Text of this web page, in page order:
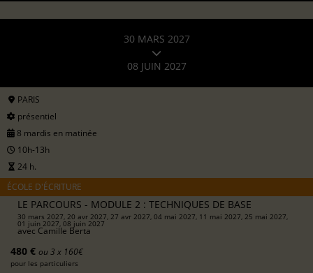
30 MARS 2027
08 JUIN 2027
PARIS
présentiel
8 mardis en matinée
10h-13h
24 h.
ÉCOLE D'ÉCRITURE
LE PARCOURS - MODULE 2 : TECHNIQUES DE BASE
30 mars 2027, 20 avr 2027, 27 avr 2027, 04 mai 2027, 11 mai 2027, 25 mai 2027,
01 juin 2027, 08 juin 2027
avec Camille Berta
480 € ou 3 x 160€
pour les particuliers